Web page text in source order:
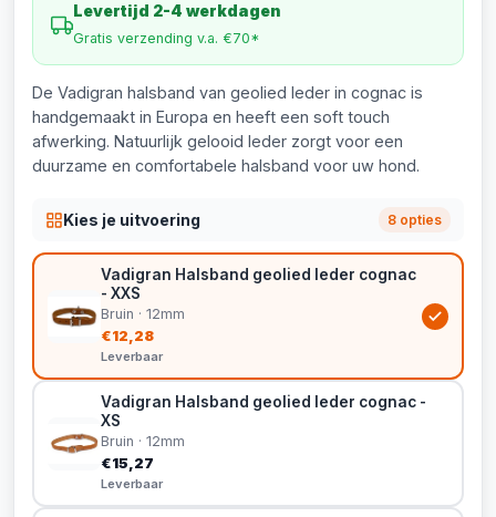
Levertijd 2-4 werkdagen
Gratis verzending v.a. €70*
De Vadigran halsband van geolied leder in cognac is
handgemaakt in Europa en heeft een soft touch
afwerking. Natuurlijk gelooid leder zorgt voor een
duurzame en comfortabele halsband voor uw hond.
Kies je uitvoering 8 opties
Vadigran Halsband geolied leder cognac
- XXS
Bruin · 12mm
€12,28
Leverbaar
Vadigran Halsband geolied leder cognac -
XS
Bruin · 12mm
€15,27
Leverbaar